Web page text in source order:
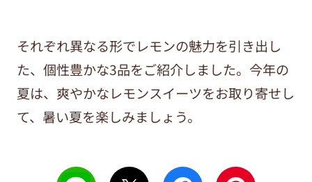
それぞれ異なる形でレモンの魅力を引き出し
た、個性豊かな3品をご紹介しました。今年の
夏は、爽やかなレモンスイーツをお取り寄せし
て、暑い夏を楽しみましょう。